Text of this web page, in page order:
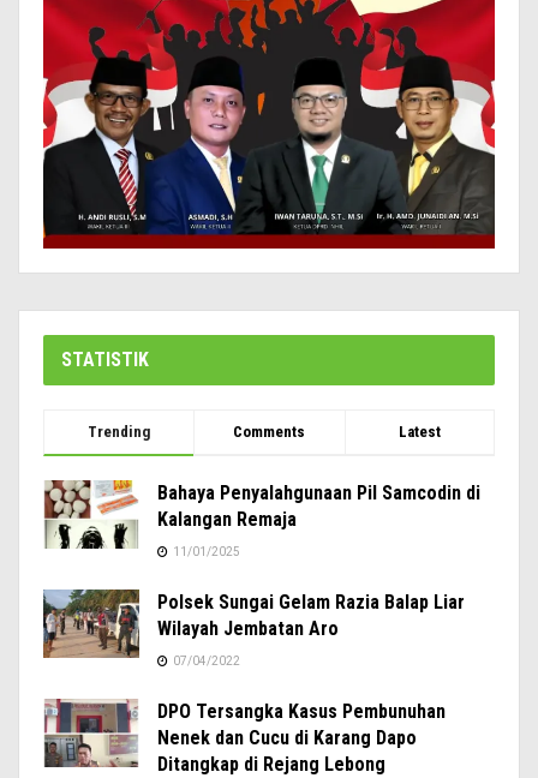
STATISTIK
Trending Comments Latest
Bahaya Penyalahgunaan Pil Samcodin di
Kalangan Remaja
11/01/2025
Polsek Sungai Gelam Razia Balap Liar
Wilayah Jembatan Aro
07/04/2022
DPO Tersangka Kasus Pembunuhan
Nenek dan Cucu di Karang Dapo
Ditangkap di Rejang Lebong